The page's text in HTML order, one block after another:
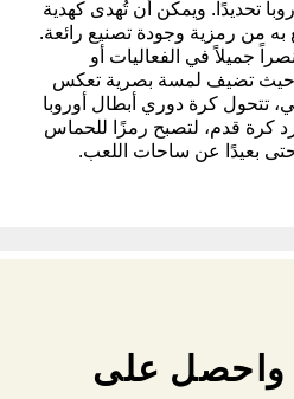
تحديدًا. ويمكن أن تُهدى كهدية
به من رمزية وجودة تصنيع رائعة.
جميلاً في الفعاليات أو
حيث تضيف لمسة بصرية تعكس
تتحول كرة دوري أبطال أوروبا
كرة قدم، لتصبح رمزًا للحماس
حتى بعيدًا عن ساحات اللعب.
واحصل على